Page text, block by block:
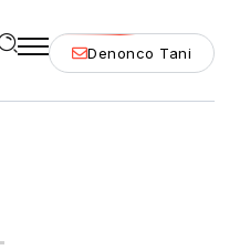
Denonco Tani